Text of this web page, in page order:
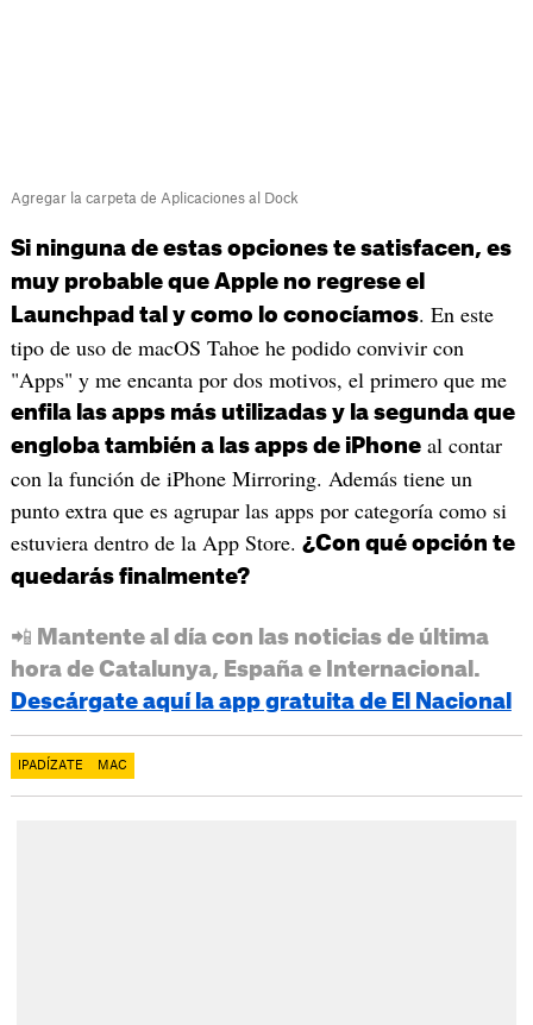
Agregar la carpeta de Aplicaciones al Dock
Si ninguna de estas opciones te satisfacen, es
muy probable que Apple no regrese el
Launchpad tal y como lo conocíamos. En este
tipo de uso de macOS Tahoe he podido convivir con
"Apps" y me encanta por dos motivos, el primero que me
enfila las apps más utilizadas y la segunda que
engloba también a las apps de iPhoneal contar
con la función de iPhone Mirroring. Además tiene un
punto extra que es agrupar las apps por categoría como si
estuviera dentro de la App Store. ¿Con qué opción te
quedarás finalmente?
📲 Mantente al día con las noticias de última
hora de Catalunya, España e Internacional.
Descárgate aquí la app gratuita de El Nacional
IPADÍZATE MAC